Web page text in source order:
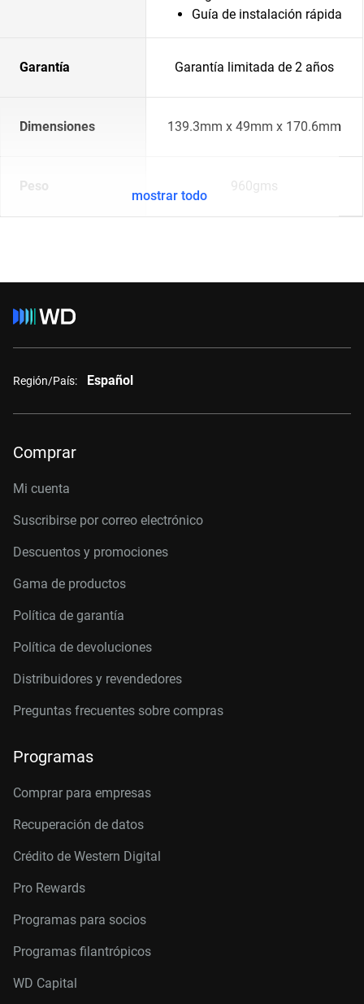
Guía de instalación rápida
Garantía Garantía limitada de 2 años
Dimensiones 139.3mm x 49mm x 170.6mm
Peso 960gms
mostrar todo
Región/País: Español
Comprar
Mi cuenta
Suscribirse por correo electrónico
Descuentos y promociones
Gama de productos
Política de garantía
Política de devoluciones
Distribuidores y revendedores
Preguntas frecuentes sobre compras
Programas
Comprar para empresas
Recuperación de datos
Crédito de Western Digital
Pro Rewards
Programas para socios
Programas filantrópicos
WD Capital